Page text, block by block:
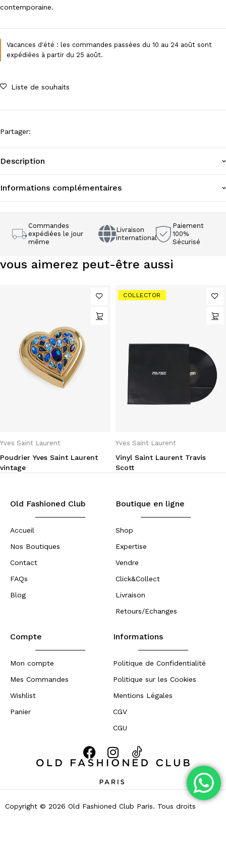
contemporaine.
Vacances d'été : les commandes passées du 10 au 24 août sont
expédiées à partir du 25 août.
Liste de souhaits
Partager:
Description
Informations complémentaires
Commandes
expédiées le jour
même
Livraison
international
Paiement
100%
Sécurisé
vous aimerez peut-être aussi
Yves Saint Laurent
Poudrier Yves Saint Laurent
vintage
COLLECTOR
Yves Saint Laurent
Vinyl Saint Laurent Travis
Scott
Old Fashioned Club
Accueil
Nos Boutiques
Contact
FAQs
Blog
Boutique en ligne
Shop
Expertise
Vendre
Click&Collect
Livraison
Retours/Echanges
Compte
Mon compte
Mes Commandes
Wishlist
Panier
Informations
Politique de Confidentialité
Politique sur les Cookies
Mentions Légales
CGV
CGU
Copyright © 2026 Old Fashioned Club Paris. Tous droits